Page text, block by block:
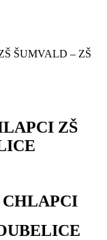
ŠUMVALD – ZŠ
ZŠ
CHLAPCI